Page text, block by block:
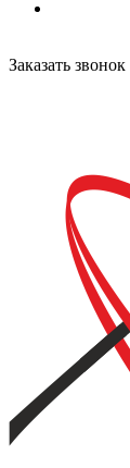
Заказать звонок